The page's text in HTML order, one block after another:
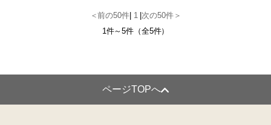
＜前の50件| 1
次の50件＞
1件～5件（全5件）
ページTOPへ